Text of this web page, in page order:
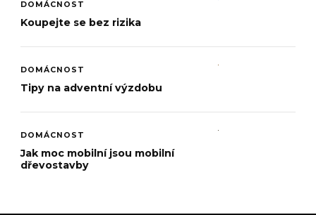
DOMÁCNOST
Koupejte se bez rizika
DOMÁCNOST
Tipy na adventní výzdobu
DOMÁCNOST
Jak moc mobilní jsou mobilní
dřevostavby